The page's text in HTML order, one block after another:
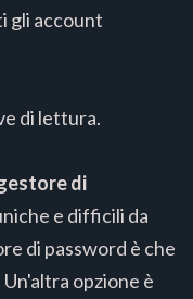
gli account
di lettura.
di
e difficili da
di password è che
opzione è